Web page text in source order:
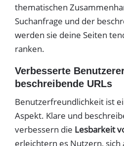
thematischen
Suchanfrage und der
werden sie deine Seiten
ranken.
Verbesserte
beschreibende URLs
Benutzerfreundlichkeit ist
Aspekt. Klare und
verbessern die Lesbarkeit
erleichtern es Nutzern, sich